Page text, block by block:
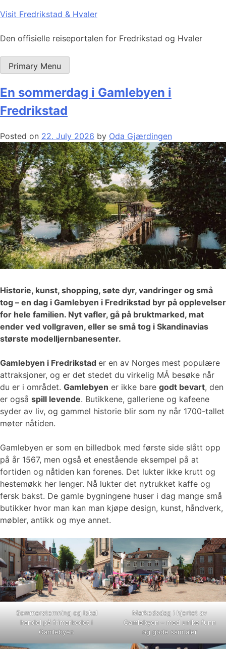
Skip
content
Visit Fredrikstad & Hvaler
Den offisielle reiseportalen for Fredrikstad og Hvaler
Primary Menu
En sommerdag i Gamlebyen i
Fredrikstad
Posted on 22. July 2026 by Oda Gjærdingen
Historie, kunst, shopping, søte dyr, vandringer og små
tog – en dag i Gamlebyen i Fredrikstad byr på opplevelser
for hele familien. Nyt vafler, gå på bruktmarked, mat
ender ved vollgraven, eller se små tog i Skandinavias
største modelljernbanesenter.
Gamlebyen i Fredrikstad er en av Norges mest populære
attraksjoner, og er det stedet du virkelig MÅ besøke når
du er i området. Gamlebyen er ikke bare godt bevart, den
er også spill levende. Butikkene, galleriene og kafeene
syder av liv, og gammel historie blir som ny når 1700-tallet
møter nåtiden.
Gamlebyen er som en billedbok med første side slått opp
på år 1567, men også et enestående eksempel på at
fortiden og nåtiden kan forenes. Det lukter ikke krutt og
hestemøkk her lenger. Nå lukter det nytrukket kaffe og
fersk bakst. De gamle bygningene huser i dag mange små
butikker hvor man kan man kjøpe design, kunst, håndverk,
møbler, antikk og mye annet.
Sommerstemning og lokal
handel på frimarkedet i
Gamlebyen
Markedsdag i hjertet av
Gamlebyen – med unike funn
og gode samtaler